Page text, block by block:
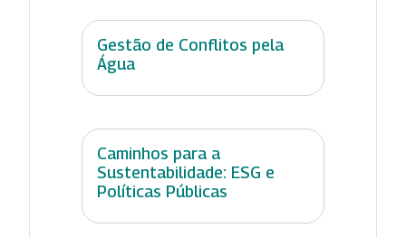
Gestão de Conflitos pela
Água
Caminhos para a
Sustentabilidade: ESG e
Políticas Públicas